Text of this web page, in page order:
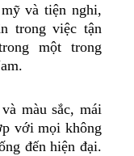
và tiện nghi,
trong việc tận
một trong
màu sắc, mái
với mọi không
đến hiện đại.